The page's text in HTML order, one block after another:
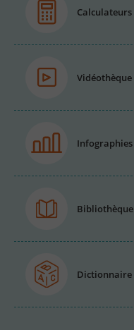
Calculateurs
Vidéothèque
Infographies
Bibliothèque
Dictionnaire